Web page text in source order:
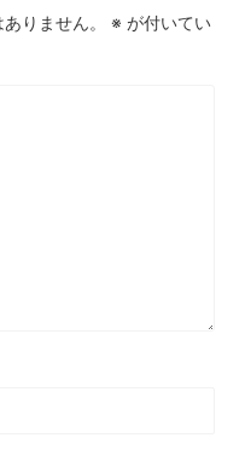
りません。 ※ が付いてい